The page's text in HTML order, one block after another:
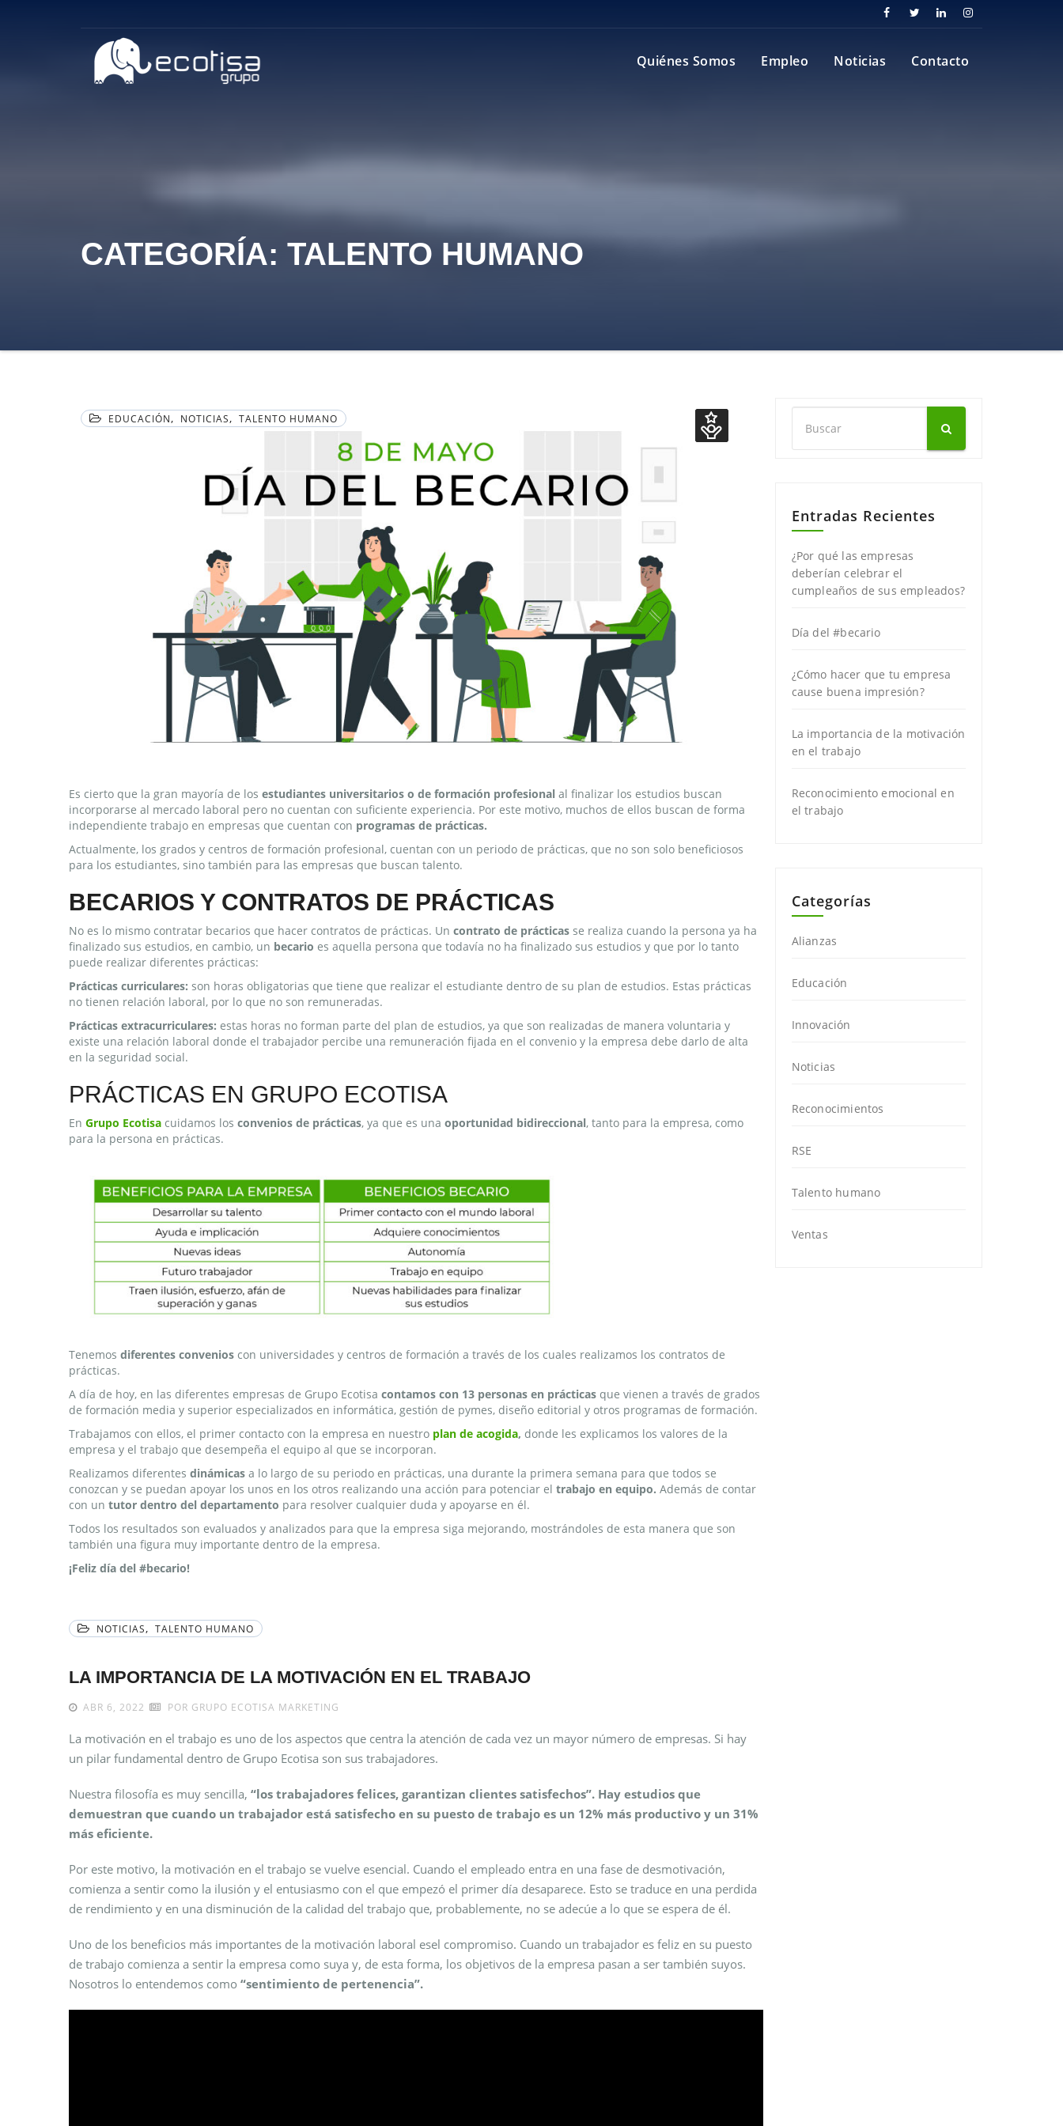
Quiénes Somos Empleo Noticias Contacto
CATEGORÍA: TALENTO HUMANO
EDUCACIÓN, NOTICIAS, TALENTO HUMANO
Es cierto que la gran mayoría de los estudiantes universitarios o de formación profesional al finalizar los estudios buscan
incorporarse al mercado laboral pero no cuentan con suficiente experiencia. Por este motivo, muchos de ellos buscan de forma
independiente trabajo en empresas que cuentan con programas de prácticas.
Actualmente, los grados y centros de formación profesional, cuentan con un periodo de prácticas, que no son solo beneficiosos
para los estudiantes, sino también para las empresas que buscan talento.
BECARIOS Y CONTRATOS DE PRÁCTICAS
No es lo mismo contratar becarios que hacer contratos de prácticas. Un contrato de prácticas se realiza cuando la persona ya ha
finalizado sus estudios, en cambio, un becario es aquella persona que todavía no ha finalizado sus estudios y que por lo tanto
puede realizar diferentes prácticas:
Prácticas curriculares: son horas obligatorias que tiene que realizar el estudiante dentro de su plan de estudios. Estas prácticas
no tienen relación laboral, por lo que no son remuneradas.
Prácticas extracurriculares: estas horas no forman parte del plan de estudios, ya que son realizadas de manera voluntaria y
existe una relación laboral donde el trabajador percibe una remuneración fijada en el convenio y la empresa debe darlo de alta
en la seguridad social.
PRÁCTICAS EN GRUPO ECOTISA
En Grupo Ecotisa cuidamos los convenios de prácticas, ya que es una oportunidad bidireccional, tanto para la empresa, como
para la persona en prácticas.
Tenemos diferentes convenios con universidades y centros de formación a través de los cuales realizamos los contratos de
prácticas.
A día de hoy, en las diferentes empresas de Grupo Ecotisa contamos con 13 personas en prácticas que vienen a través de grados
de formación media y superior especializados en informática, gestión de pymes, diseño editorial y otros programas de formación.
Trabajamos con ellos, el primer contacto con la empresa en nuestro plan de acogida, donde les explicamos los valores de la
empresa y el trabajo que desempeña el equipo al que se incorporan.
Realizamos diferentes dinámicas a lo largo de su periodo en prácticas, una durante la primera semana para que todos se
conozcan y se puedan apoyar los unos en los otros realizando una acción para potenciar el trabajo en equipo. Además de contar
con un tutor dentro del departamento para resolver cualquier duda y apoyarse en él.
Todos los resultados son evaluados y analizados para que la empresa siga mejorando, mostrándoles de esta manera que son
también una figura muy importante dentro de la empresa.
¡Feliz día del #becario!
NOTICIAS, TALENTO HUMANO
LA IMPORTANCIA DE LA MOTIVACIÓN EN EL TRABAJO
ABR 6, 2022 POR GRUPO ECOTISA MARKETING
La motivación en el trabajo es uno de los aspectos que centra la atención de cada vez un mayor número de empresas. Si hay
un pilar fundamental dentro de Grupo Ecotisa son sus trabajadores.
Nuestra filosofía es muy sencilla, “los trabajadores felices, garantizan clientes satisfechos”. Hay estudios que
demuestran que cuando un trabajador está satisfecho en su puesto de trabajo es un 12% más productivo y un 31%
más eficiente.
Por este motivo, la motivación en el trabajo se vuelve esencial. Cuando el empleado entra en una fase de desmotivación,
comienza a sentir como la ilusión y el entusiasmo con el que empezó el primer día desaparece. Esto se traduce en una perdida
de rendimiento y en una disminución de la calidad del trabajo que, probablemente, no se adecúe a lo que se espera de él.
Uno de los beneficios más importantes de la motivación laboral esel compromiso. Cuando un trabajador es feliz en su puesto
de trabajo comienza a sentir la empresa como suya y, de esta forma, los objetivos de la empresa pasan a ser también suyos.
Nosotros lo entendemos como “sentimiento de pertenencia”.
Entradas Recientes
¿Por qué las empresas
deberían celebrar el
cumpleaños de sus empleados?
Día del #becario
¿Cómo hacer que tu empresa
cause buena impresión?
La importancia de la motivación
en el trabajo
Reconocimiento emocional en
el trabajo
Categorías
Alianzas
Educación
Innovación
Noticias
Reconocimientos
RSE
Talento humano
Ventas